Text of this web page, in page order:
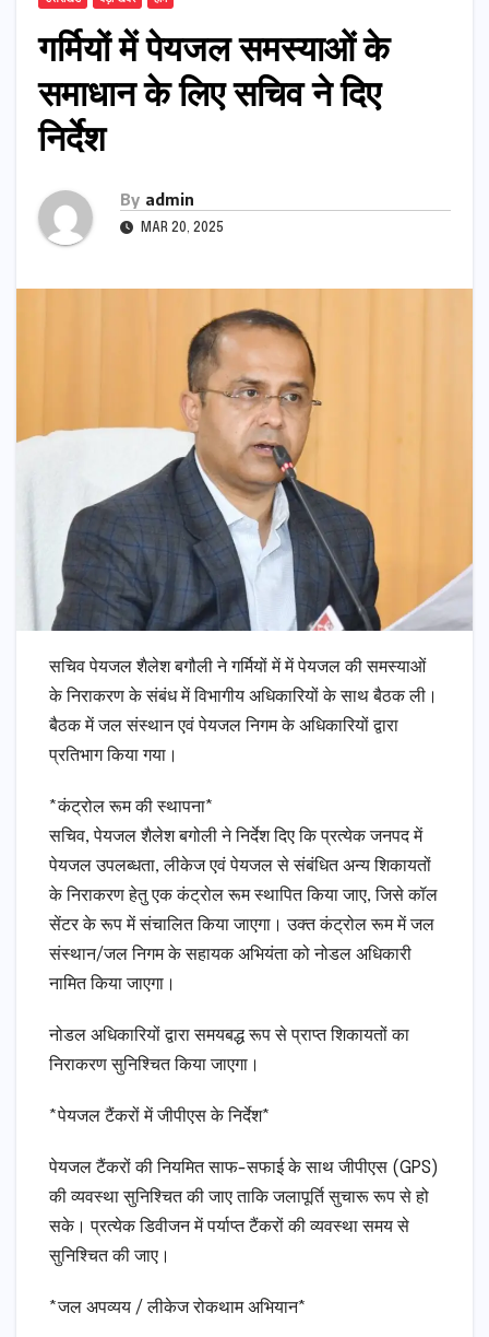
गर्मियों में पेयजल समस्याओं के
समाधान के लिए सचिव ने दिए
निर्देश
By admin
MAR 20, 2025
सचिव पेयजल शैलेश बगौली ने गर्मियों में में पेयजल की समस्याओं
के निराकरण के संबंध में विभागीय अधिकारियों के साथ बैठक ली।
बैठक में जल संस्थान एवं पेयजल निगम के अधिकारियों द्वारा
प्रतिभाग किया गया।
*कंट्रोल रूम की स्थापना*
सचिव, पेयजल शैलेश बगोली ने निर्देश दिए कि प्रत्येक जनपद में
पेयजल उपलब्धता, लीकेज एवं पेयजल से संबंधित अन्य शिकायतों
के निराकरण हेतु एक कंट्रोल रूम स्थापित किया जाए, जिसे कॉल
सेंटर के रूप में संचालित किया जाएगा। उक्त कंट्रोल रूम में जल
संस्थान/जल निगम के सहायक अभियंता को नोडल अधिकारी
नामित किया जाएगा।
नोडल अधिकारियों द्वारा समयबद्ध रूप से प्राप्त शिकायतों का
निराकरण सुनिश्चित किया जाएगा।
*पेयजल टैंकरों में जीपीएस के निर्देश*
पेयजल टैंकरों की नियमित साफ-सफाई के साथ जीपीएस (GPS)
की व्यवस्था सुनिश्चित की जाए ताकि जलापूर्ति सुचारू रूप से हो
सके। प्रत्येक डिवीजन में पर्याप्त टैंकरों की व्यवस्था समय से
सुनिश्चित की जाए।
*जल अपव्यय / लीकेज रोकथाम अभियान*